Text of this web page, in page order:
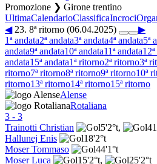
Promozione ❯ Girone trentino
UltimaCalendarioClassificaIncroci
◀23. 8ª ritorno (06.04.2025)
▶
1ª andata2ª andata3ª andata4ª andata5ª
andata9ª andata10ª andata11ª andata
andata15ª andata1ª ritorno2ª ritorno3ª
ritorno7ª ritorno8ª ritorno9ª ritorno10ª
ritorno13ª ritorno14ª ritorno15ª ritorno
Alense
Rotaliana
3 - 3
Trainotti Christian
5'2°t,
Hallunej Enis
18'2°t
Moser Tommaso
44'1°t
Moser Luca
15'2°t, 25'2°t